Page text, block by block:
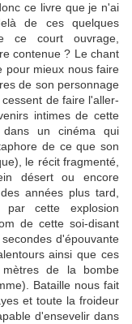
ce livre que je n'ai
de ces quelques
ce court ouvrage,
contenue ? Le chant
pour mieux nous faire
de son personnage
de faire l'aller-
intimes de cette
dans un cinéma qui
de ce que son
le récit fragmenté,
désert ou encore
années plus tard,
par cette explosion
de cette soi-disant
d'épouvante
ainsi que ces
de la bombe
Bataille nous fait
et toute la froideur
d'ensevelir dans